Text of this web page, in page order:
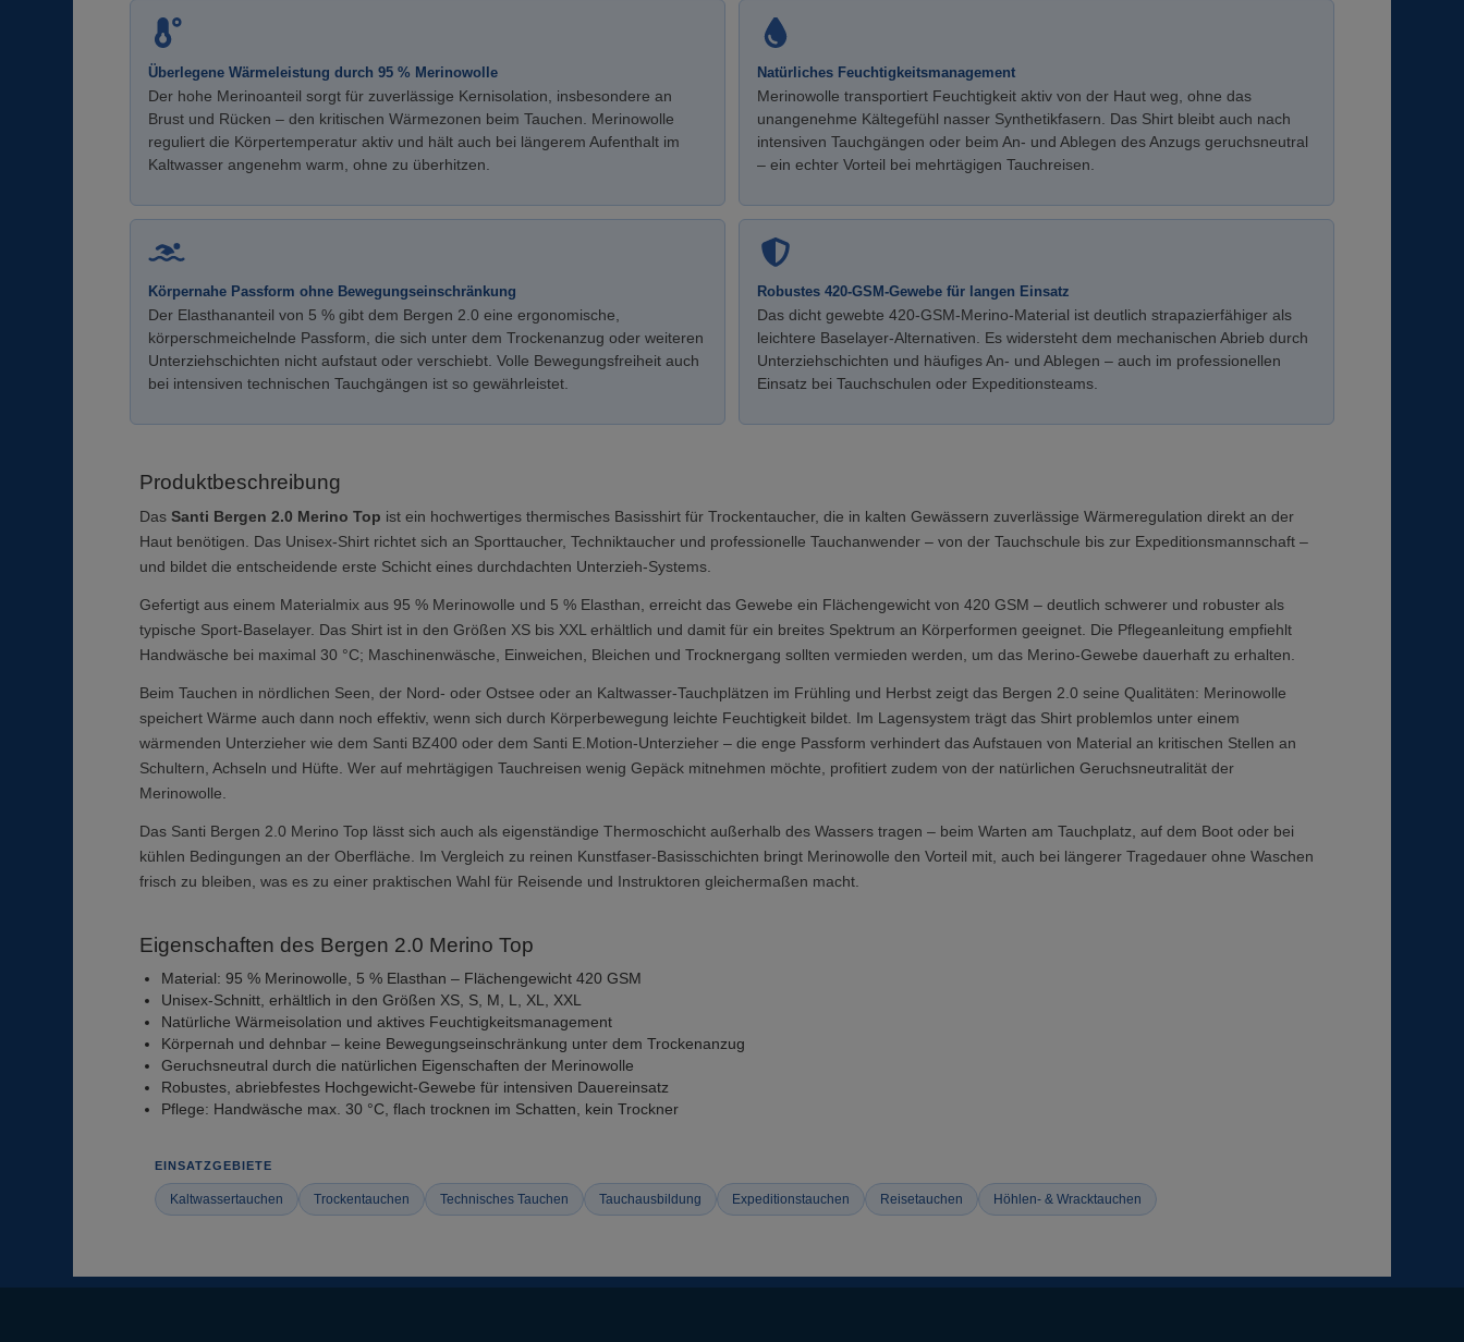
Überlegene Wärmeleistung durch 95 % Merinowolle
Der hohe Merinoanteil sorgt für zuverlässige Kernisolation, insbesondere an
Brust und Rücken – den kritischen Wärmezonen beim Tauchen. Merinowolle
reguliert die Körpertemperatur aktiv und hält auch bei längerem Aufenthalt im
Kaltwasser angenehm warm, ohne zu überhitzen.
Natürliches Feuchtigkeitsmanagement
Merinowolle transportiert Feuchtigkeit aktiv von der Haut weg, ohne das
unangenehme Kältegefühl nasser Synthetikfasern. Das Shirt bleibt auch nach
intensiven Tauchgängen oder beim An- und Ablegen des Anzugs geruchsneutral
– ein echter Vorteil bei mehrtägigen Tauchreisen.
Körpernahe Passform ohne Bewegungseinschränkung
Der Elasthananteil von 5 % gibt dem Bergen 2.0 eine ergonomische,
körperschmeichelnde Passform, die sich unter dem Trockenanzug oder weiteren
Unterziehschichten nicht aufstaut oder verschiebt. Volle Bewegungsfreiheit auch
bei intensiven technischen Tauchgängen ist so gewährleistet.
Robustes 420-GSM-Gewebe für langen Einsatz
Das dicht gewebte 420-GSM-Merino-Material ist deutlich strapazierfähiger als
leichtere Baselayer-Alternativen. Es widersteht dem mechanischen Abrieb durch
Unterziehschichten und häufiges An- und Ablegen – auch im professionellen
Einsatz bei Tauchschulen oder Expeditionsteams.
Produktbeschreibung
Das Santi Bergen 2.0 Merino Top ist ein hochwertiges thermisches Basisshirt für Trockentaucher, die in kalten Gewässern zuverlässige Wärmeregulation direkt an der
Haut benötigen. Das Unisex-Shirt richtet sich an Sporttaucher, Techniktaucher und professionelle Tauchanwender – von der Tauchschule bis zur Expeditionsmannschaft –
und bildet die entscheidende erste Schicht eines durchdachten Unterzieh-Systems.
Gefertigt aus einem Materialmix aus 95 % Merinowolle und 5 % Elasthan, erreicht das Gewebe ein Flächengewicht von 420 GSM – deutlich schwerer und robuster als
typische Sport-Baselayer. Das Shirt ist in den Größen XS bis XXL erhältlich und damit für ein breites Spektrum an Körperformen geeignet. Die Pflegeanleitung empfiehlt
Handwäsche bei maximal 30 °C; Maschinenwäsche, Einweichen, Bleichen und Trocknergang sollten vermieden werden, um das Merino-Gewebe dauerhaft zu erhalten.
Beim Tauchen in nördlichen Seen, der Nord- oder Ostsee oder an Kaltwasser-Tauchplätzen im Frühling und Herbst zeigt das Bergen 2.0 seine Qualitäten: Merinowolle
speichert Wärme auch dann noch effektiv, wenn sich durch Körperbewegung leichte Feuchtigkeit bildet. Im Lagensystem trägt das Shirt problemlos unter einem
wärmenden Unterzieher wie dem Santi BZ400 oder dem Santi E.Motion-Unterzieher – die enge Passform verhindert das Aufstauen von Material an kritischen Stellen an
Schultern, Achseln und Hüfte. Wer auf mehrtägigen Tauchreisen wenig Gepäck mitnehmen möchte, profitiert zudem von der natürlichen Geruchsneutralität der
Merinowolle.
Das Santi Bergen 2.0 Merino Top lässt sich auch als eigenständige Thermoschicht außerhalb des Wassers tragen – beim Warten am Tauchplatz, auf dem Boot oder bei
kühlen Bedingungen an der Oberfläche. Im Vergleich zu reinen Kunstfaser-Basisschichten bringt Merinowolle den Vorteil mit, auch bei längerer Tragedauer ohne Waschen
frisch zu bleiben, was es zu einer praktischen Wahl für Reisende und Instruktoren gleichermaßen macht.
Eigenschaften des Bergen 2.0 Merino Top
Material: 95 % Merinowolle, 5 % Elasthan – Flächengewicht 420 GSM
Unisex-Schnitt, erhältlich in den Größen XS, S, M, L, XL, XXL
Natürliche Wärmeisolation und aktives Feuchtigkeitsmanagement
Körpernah und dehnbar – keine Bewegungseinschränkung unter dem Trockenanzug
Geruchsneutral durch die natürlichen Eigenschaften der Merinowolle
Robustes, abriebfestes Hochgewicht-Gewebe für intensiven Dauereinsatz
Pflege: Handwäsche max. 30 °C, flach trocknen im Schatten, kein Trockner
EINSATZGEBIETE
Kaltwassertauchen Trockentauchen Technisches Tauchen Tauchausbildung Expeditionstauchen Reisetauchen Höhlen- & Wracktauchen